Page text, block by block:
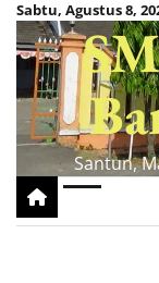
Skip
content
Sabtu, Agustus 8,
Santun,